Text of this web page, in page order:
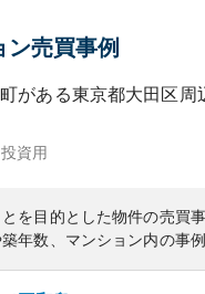
ン売買事例
がある東京都大田区 周
投資用
を目的とした物件の売買事
年数、マンション内の事